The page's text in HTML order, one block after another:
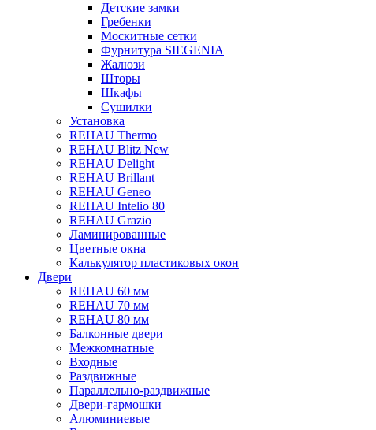
Детские замки
Гребенки
Москитные сетки
Фурнитура SIEGENIA
Жалюзи
Шторы
Шкафы
Сушилки
Установка
REHAU Thermo
REHAU Blitz New
REHAU Delight
REHAU Brillant
REHAU Geneo
REHAU Intelio 80
REHAU Grazio
Ламинированные
Цветные окна
Калькулятор пластиковых окон
Двери
REHAU 60 мм
REHAU 70 мм
REHAU 80 мм
Балконные двери
Межкомнатные
Входные
Раздвижные
Параллельно-раздвижные
Двери-гармошки
Алюминиевые